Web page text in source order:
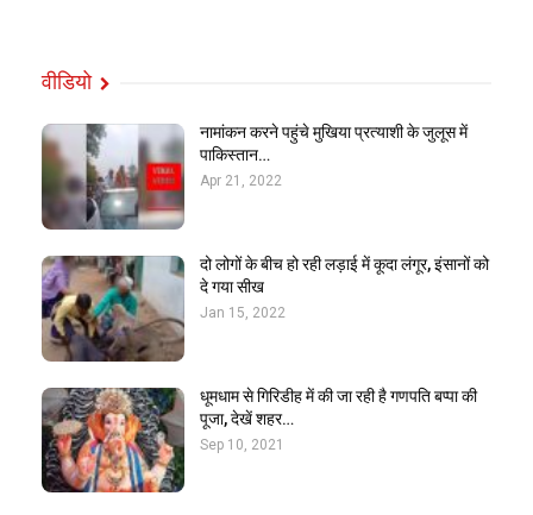
वीडियो
नामांकन करने पहुंचे मुखिया प्रत्याशी के जुलूस में
पाकिस्तान…
Apr 21, 2022
दो लोगों के बीच हो रही लड़ाई में कूदा लंगूर, इंसानों को
दे गया सीख
Jan 15, 2022
धूमधाम से गिरिडीह में की जा रही है गणपति बप्पा की
पूजा, देखें शहर…
Sep 10, 2021